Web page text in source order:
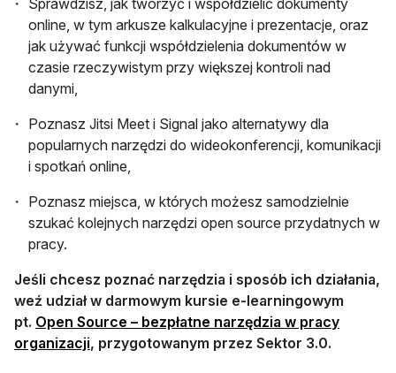
online, w tym arkusze kalkulacyjne i prezentacje, oraz
jak używać funkcji współdzielenia dokumentów w
czasie rzeczywistym przy większej kontroli nad
danymi,
Poznasz Jitsi Meet i Signal jako alternatywy dla
popularnych narzędzi do wideokonferencji, komunikacji
i spotkań online,
Poznasz miejsca, w których możesz samodzielnie
szukać kolejnych narzędzi open source przydatnych w
pracy.
Jeśli chcesz poznać narzędzia i sposób ich działania,
weź udział w darmowym kursie e-learningowym
pt. Open Source – bezpłatne narzędzia w pracy
organizacji otwiera się w nowej karcie
, przygotowanym przez Sektor 3.0.